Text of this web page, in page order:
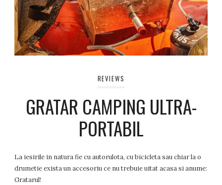
REVIEWS
GRATAR CAMPING ULTRA-
PORTABIL
La iesirile in natura fie cu autorulota, cu bicicleta sau chiar la o
drumetie exista un accesoriu ce nu trebuie uitat acasa si anume:
Gratarul!